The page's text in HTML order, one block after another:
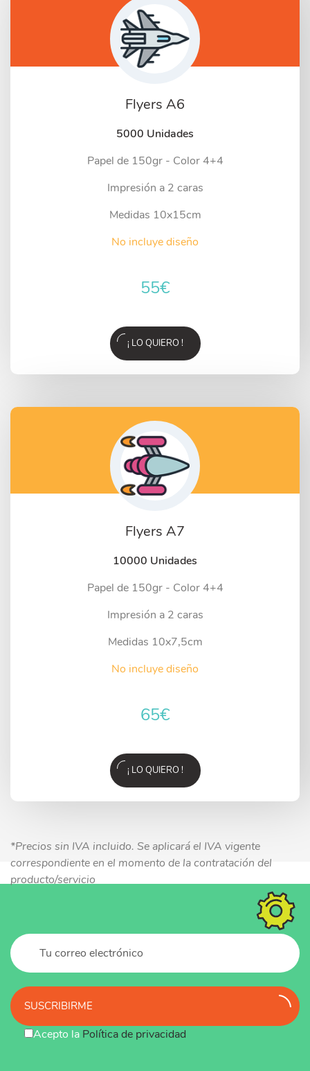
Flyers A6
5000 Unidades
Papel de 150gr - Color 4+4
Impresión a 2 caras
Medidas 10x15cm
No incluye diseño
55€
¡ LO QUIERO !
Flyers A7
10000 Unidades
Papel de 150gr - Color 4+4
Impresión a 2 caras
Medidas 10x7,5cm
No incluye diseño
65€
¡ LO QUIERO !
*Precios sin IVA incluido. Se aplicará el IVA vigente
correspondiente en el momento de la contratación del
producto/servicio
SUSCRIBIRME
Acepto la Política de privacidad